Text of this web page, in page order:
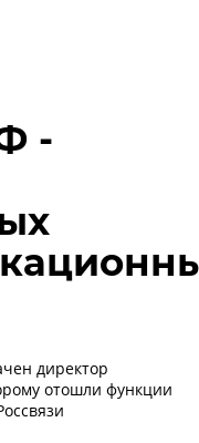
-
директор
отошли функции